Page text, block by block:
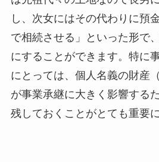
し、次女にはその代わりに預
で相続させる」といった形で
にすることができます。特に
にとっては、個人名義の財産
が事業承継に大きく影響する
残しておくことがとても重要